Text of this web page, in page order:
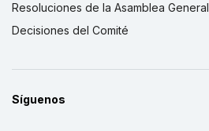
Resoluciones de la Asamblea General
Decisiones del Comité
Síguenos